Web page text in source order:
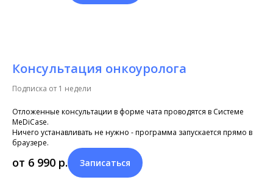
Консультация онкоуролога
Подписка от 1 недели
Отложенные консультации в форме чата проводятся в Системе
MeDiCase.
Ничего устанавливать не нужно - программа запускается прямо в
браузере.
от 6 990 р. Записаться